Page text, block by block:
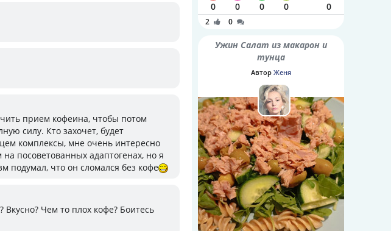
прием кофеина, чтобы потом
силу. Кто захочет, будет
комплексы, мне очень интересно
посоветованных адаптогенах, но я
подумал, что он сломался без кофе
Вкусно? Чем то плох кофе? Боитесь
0 0 0 0 0
2 0
Ужин Салат из макарон и
тунца
Автор Женя